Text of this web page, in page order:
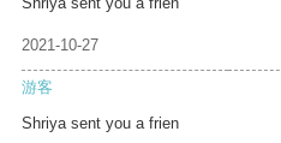
2021-10-27
游客
Shriya sent you a frien